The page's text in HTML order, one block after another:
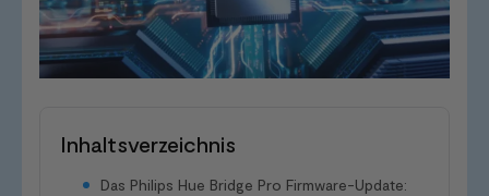
Inhaltsverzeichnis
Das Philips Hue Bridge Pro Firmware-Update: